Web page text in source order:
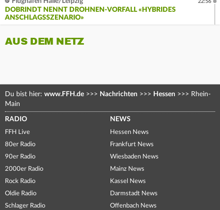
DOBRINDT NENNT DROHNEN-VORFALL «HYBRIDES
ANSCHLAGSSZENARIO»
22:56
AUS DEM NETZ
Du bist hier: www.FFH.de >>> Nachrichten >>> Hessen >>> Rhein-
Main
RADIO
FFH Live
80er Radio
90er Radio
2000er Radio
Rock Radio
Oldie Radio
Schlager Radio
NEWS
Hessen News
Frankfurt News
Wiesbaden News
Mainz News
Kassel News
Darmstadt News
Offenbach News